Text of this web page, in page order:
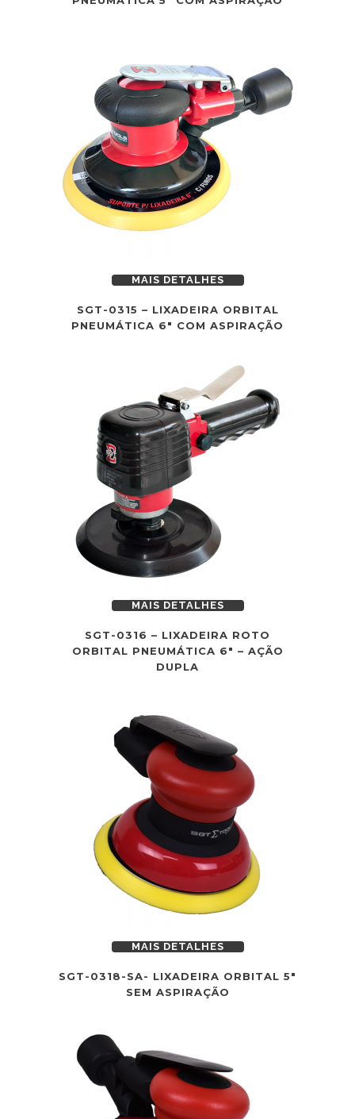
MAIS DETALHES
SGT-0315 – LIXADEIRA ORBITAL
PNEUMÁTICA 6″ COM ASPIRAÇÃO
MAIS DETALHES
SGT-0316 – LIXADEIRA ROTO
ORBITAL PNEUMÁTICA 6″ – AÇÃO
DUPLA
MAIS DETALHES
SGT-0318-SA- LIXADEIRA ORBITAL 5″
SEM ASPIRAÇÃO